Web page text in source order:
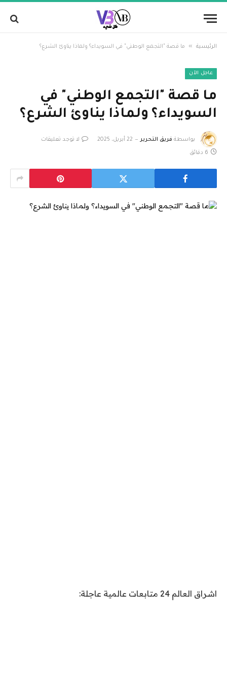
الرئيسية » ما قصة "التجمع الوطني" في السويداء؟ ولماذا يناوئ الشرع؟
عاجل الآن
ما قصة "التجمع الوطني" في
السويداء؟ ولماذا يناوئ الشرع؟
بواسطة فريق التحرير 22 أبريل، 2025 لا توجد تعليقات
6 دقائق
اشراق العالم 24 متابعات عالمية عاجلة: